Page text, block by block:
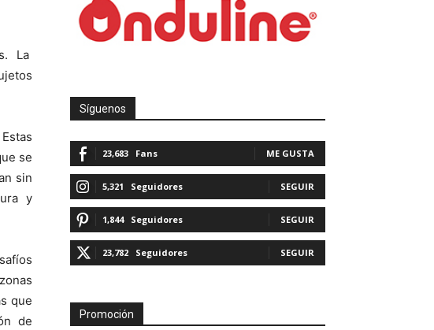
La
se
sin
y
que
de
Síguenos
23,683 Fans ME GUSTA
5,321 Seguidores SEGUIR
1,844 Seguidores SEGUIR
23,782 Seguidores SEGUIR
Promoción